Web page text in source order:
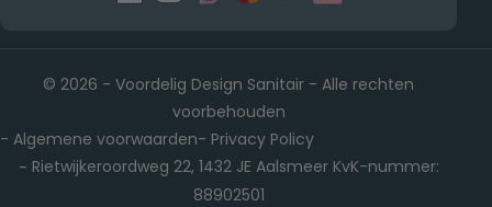
© 2026 - Voordelig Design Sanitair - Alle rechten
voorbehouden
- Algemene voorwaarden- Privacy Policy
- Rietwijkeroordweg 22, 1432 JE Aalsmeer KvK-nummer:
88902501